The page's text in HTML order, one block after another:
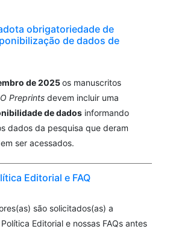
obrigatoriedade de
de dados de
de 2025os manuscritos
Preprints devem incluir uma
de dados informando
dados da pesquisa que deram
ser acessados.
Editorial e FAQ
são solicitados(as) a
Editorial e nossas FAQs antes